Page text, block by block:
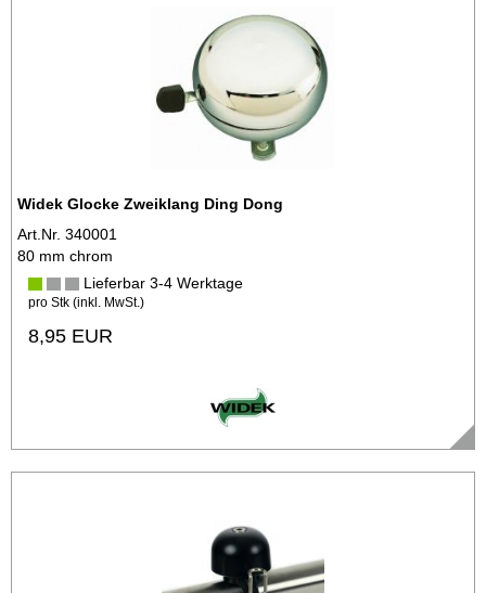
Widek Glocke Zweiklang Ding Dong
Art.Nr. 340001
80 mm chrom
Lieferbar 3-4 Werktage
pro Stk (inkl. MwSt.)
8,95 EUR